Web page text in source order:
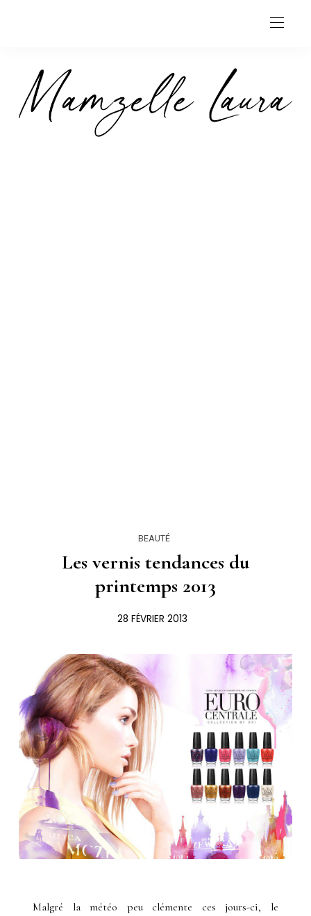
BEAUTÉ
Les vernis tendances du
printemps 2013
28 FÉVRIER 2013
Malgré la météo peu clémente ces jours-ci, le